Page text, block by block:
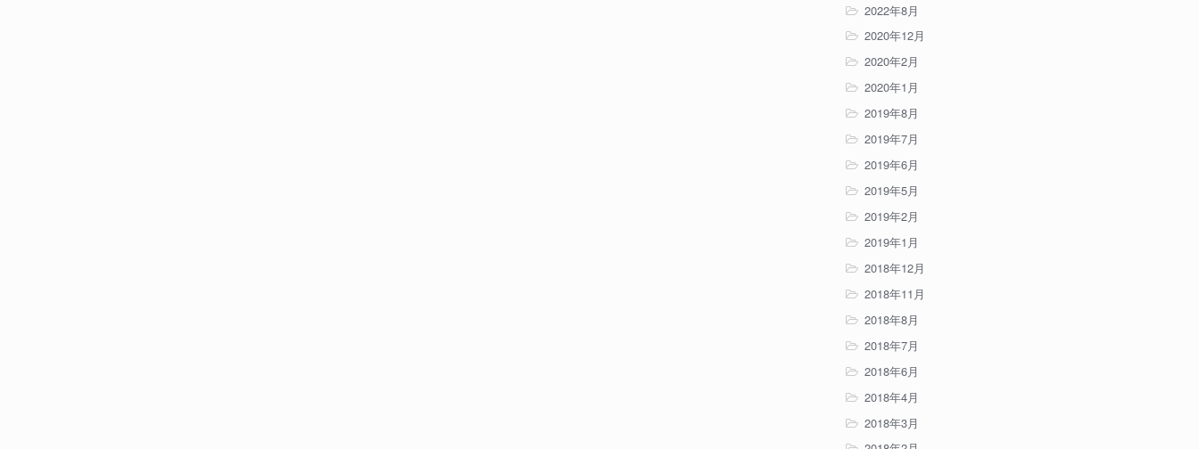
2022年8月
2020年12月
2020年2月
2020年1月
2019年8月
2019年7月
2019年6月
2019年5月
2019年2月
2019年1月
2018年12月
2018年11月
2018年8月
2018年7月
2018年6月
2018年4月
2018年3月